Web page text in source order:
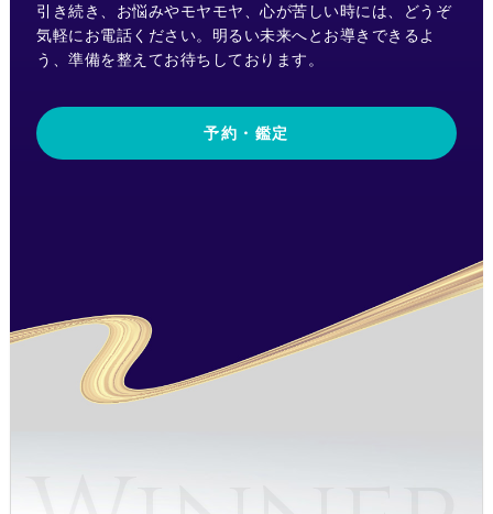
引き続き、お悩みやモヤモヤ、心が苦しい時には、どうぞ
気軽にお電話ください。明るい未来へとお導きできるよ
う、準備を整えてお待ちしております。
予約・鑑定